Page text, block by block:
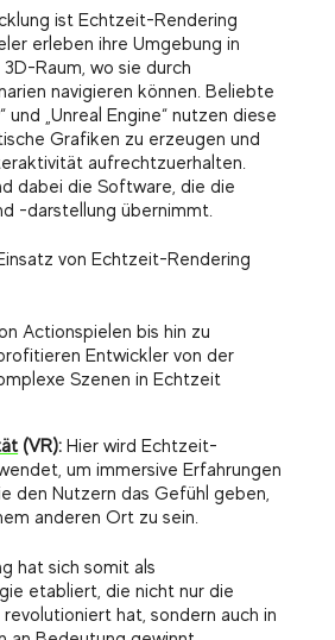
ist Echtzeit-Rendering
erleben ihre Umgebung in
Raum, wo sie durch
navigieren können. Beliebte
und „Unreal Engine“ nutzen diese
Grafiken zu erzeugen und
aufrechtzuerhalten.
dabei die Software, die die
-darstellung übernimmt.
von Echtzeit-Rendering
Actionspielen bis hin zu
Entwickler von der
Szenen in Echtzeit
(VR): Hier wird Echtzeit-
um immersive Erfahrungen
den Nutzern das Gefühl geben,
anderen Ort zu sein.
hat sich somit als
etabliert, die nicht nur die
hat, sondern auch in